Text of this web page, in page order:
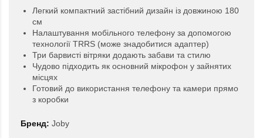
Легкий компактний застібний дизайн із довжиною 180
см
Налаштування мобільного телефону за допомогою
технології TRRS (може знадобитися адаптер)
Три барвисті вітряки додають забави та стилю
Чудово підходить як основний мікрофон у зайнятих
місцях
Готовий до використання телефону та камери прямо
з коробки
Бренд: Joby